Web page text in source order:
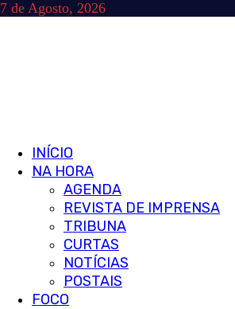
Skip
7 de Agosto, 2026
Primary
Menu
INÍCIO
NA HORA
AGENDA
REVISTA DE IMPRENSA
TRIBUNA
CURTAS
NOTÍCIAS
POSTAIS
FOCO